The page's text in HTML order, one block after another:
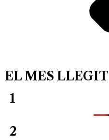
EL MES LLEGIT
1
2